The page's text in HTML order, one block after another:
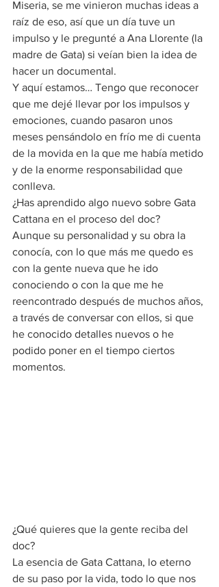
Miseria, se me vinieron muchas ideas a
raíz de eso, así que un día tuve un
impulso y le pregunté a Ana Llorente (la
madre de Gata) si veían bien la idea de
hacer un documental.
Y aquí estamos… Tengo que reconocer
que me dejé llevar por los impulsos y
emociones, cuando pasaron unos
meses pensándolo en frío me di cuenta
de la movida en la que me había metido
y de la enorme responsabilidad que
conlleva.
¿Has aprendido algo nuevo sobre Gata
Cattana en el proceso del doc?
Aunque su personalidad y su obra la
conocía, con lo que más me quedo es
con la gente nueva que he ido
conociendo o con la que me he
reencontrado después de muchos años,
a través de conversar con ellos, si que
he conocido detalles nuevos o he
podido poner en el tiempo ciertos
momentos.
¿Qué quieres que la gente reciba del
doc?
La esencia de Gata Cattana, lo eterno
de su paso por la vida, todo lo que nos